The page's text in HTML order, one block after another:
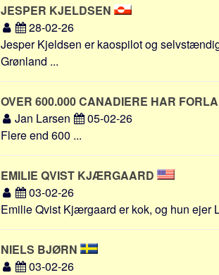
JESPER KJELDSEN
28-02-26
Jesper Kjeldsen er kaospilot og
Grønland ...
OVER 600.000 CANADIERE HAR
Jan Larsen
05-02-26
Flere end 600 ...
EMILIE QVIST KJÆRGAARD
03-02-26
Emilie Qvist Kjærgaard er kok, og hun ejer
NIELS BJØRN
03-02-26